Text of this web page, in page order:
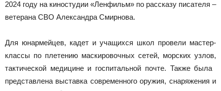
2024 году на киностудии «Ленфильм» по рассказу писателя –
ветерана СВО Александра Смирнова.
​Для юнармейцев, кадет и учащихся школ провели мастер-
классы по плетению маскировочных сетей, морских узлов,
тактической медицине и госпитальной почте. Также была ​
представлена выставка современного оружия, снаряжения и